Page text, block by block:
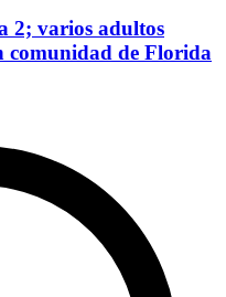
2; varios adultos
comunidad de Florida